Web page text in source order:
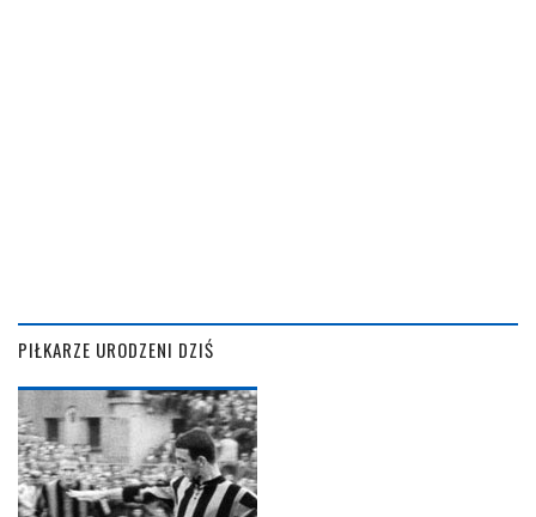
PIŁKARZE URODZENI DZIŚ